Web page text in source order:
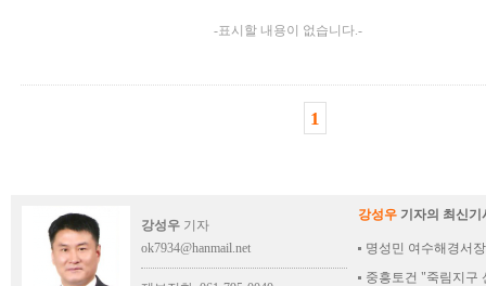
-표시할 내용이 없습니다.-
1
강성우 기자
ok7934@hanmail.net
강성우 기자의 최신기
명성민 여수해경서
중흥토건 "죽림지